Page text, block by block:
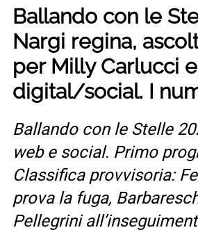
Ballando con le
Nargi regina,
per Milly Carlucci
digital/social. I
Ballando con le Stelle
web e social. Primo
Classifica provvisoria:
prova la fuga,
Pellegrini